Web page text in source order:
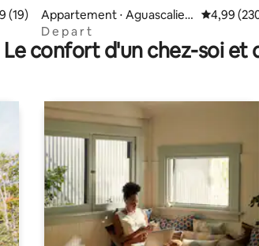
moyenne sur la base de 19 commentaires
(19)
Appartement ⋅ Aguascalien
tes
4,99
D e p a r t
Le confort d'un chez-soi et